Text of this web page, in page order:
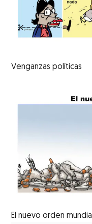
Venganzas políticas
El nuevo orden mundial